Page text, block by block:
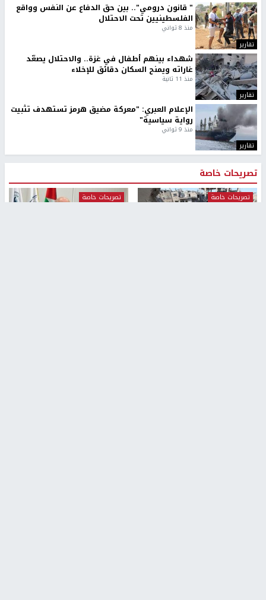
تقارير
" قانون درومي".. بين حق الدفاع عن النفس وواقع
الفلسطينيين تحت الاحتلال
منذ 8 ثواني
تقارير
شهداء بينهم أطفال في غزة.. والاحتلال يصعّد
غاراته ويمنح السكان دقائق للإخلاء
منذ 11 ثانية
تقارير
الإعلام العبري: "معركة مضيق هرمز تستهدف تثبيت
رواية سياسية"
منذ 9 ثواني
تصريحات خاصة
تصريحات خاصة تصريحات خاصة